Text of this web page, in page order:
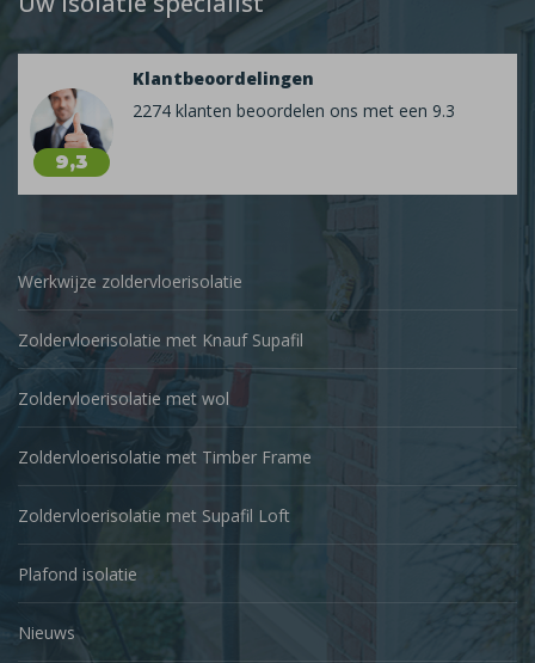
9,3
Klantbeoordelingen
2274 klanten beoordelen ons met een 9.3
Werkwijze zoldervloerisolatie
Zoldervloerisolatie met Knauf Supafil
Zoldervloerisolatie met wol
Zoldervloerisolatie met Timber Frame
Zoldervloerisolatie met Supafil Loft
Plafond isolatie
Nieuws